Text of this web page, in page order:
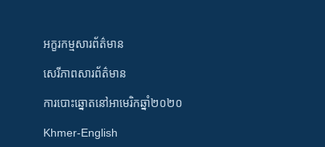
អក្ខរកម្មសារព័ត៌មាន
សេរីភាពសារព័ត៌មាន
ការបោះឆ្នោតនៅអាមេរិកឆ្នាំ២០២០
Khmer-English